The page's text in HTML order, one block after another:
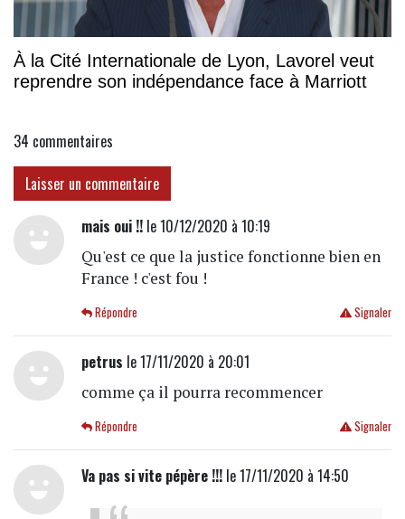
À la Cité Internationale de Lyon, Lavorel veut
reprendre son indépendance face à Marriott
34 commentaires
Laisser un commentaire
mais oui !!le 10/12/2020 à 10:19
Qu'est ce que la justice fonctionne bien en
France ! c'est fou !
Signaler
Répondre
petrus le 17/11/2020 à 20:01
comme ça il pourra recommencer
Signaler
Répondre
Va pas si vite pépère !!!le 17/11/2020 à 14:50